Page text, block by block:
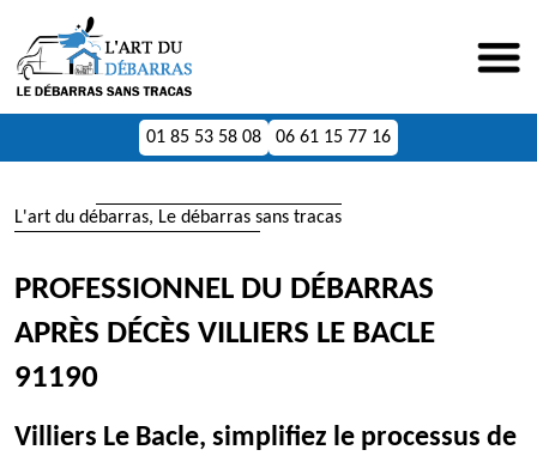
01 85 53 58 08 06 61 15 77 16
L'art du débarras, Le débarras sans tracas
PROFESSIONNEL DU DÉBARRAS
APRÈS DÉCÈS VILLIERS LE BACLE
91190
Villiers Le Bacle, simplifiez le processus de